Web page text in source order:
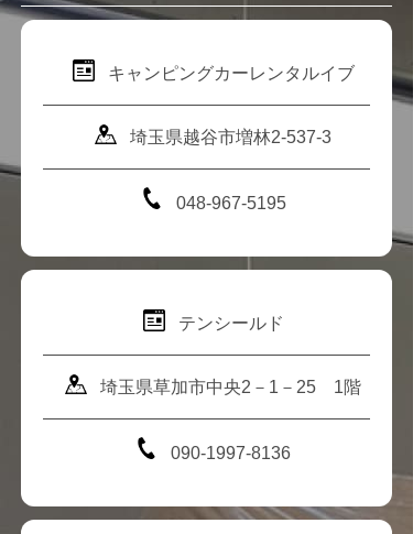
キャンピングカーレンタルイブ
埼玉県越谷市増林2-537-3
048-967-5195
テンシールド
埼玉県草加市中央2－1－25 1階
090-1997-8136